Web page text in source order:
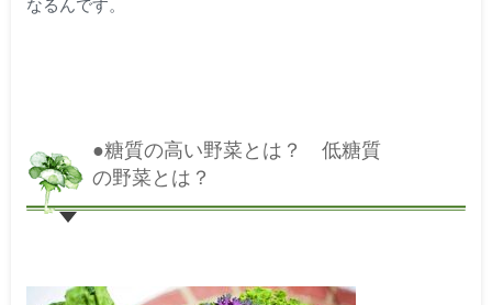
●糖質の高い野菜とは？ 低糖質
の野菜とは？